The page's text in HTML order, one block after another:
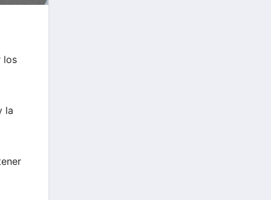
los
la